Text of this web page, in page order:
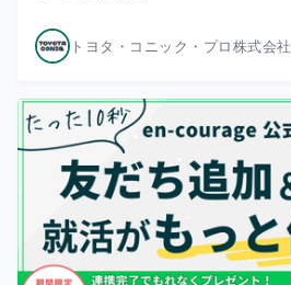
トヨタ・コニック・プロ株式会社